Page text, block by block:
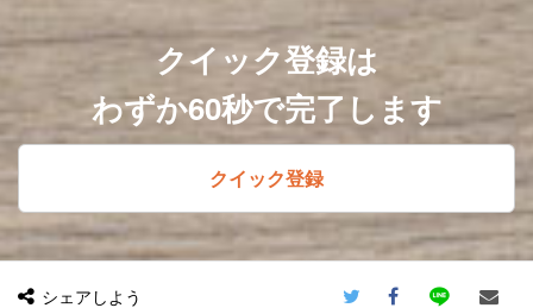
クイック登録は
わずか60秒で完了します
クイック登録
シェアしよう